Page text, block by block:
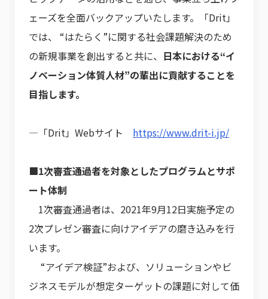
ェーズを全面バックアップいたします。「Drit」
では、 “はたらく”に関する社会課題解決のため
の新規事業を創出すると共に、 日本における“イ
ノベーション体質人材”の輩出に貢献することを
目指します。
―「Drit」Webサイト https://www.drit-i.jp/
■1次審査通過者を対象としたプログラムとサポ
ート体制
1次審査通過者は、2021年9月12日実施予定の
2次プレゼン審査に向けアイデアの磨き込みを行
います。
“アイデア検証”および、ソリューションやビ
ジネスモデルが想定ターゲットの課題に対して価